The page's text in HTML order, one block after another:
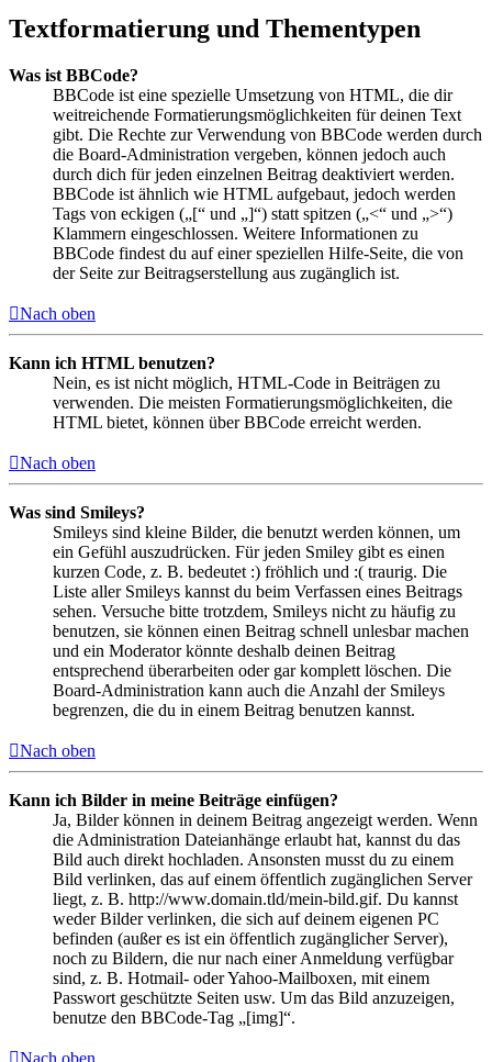
Textformatierung und Thementypen
Was ist BBCode?
BBCode ist eine spezielle Umsetzung von HTML, die dir
weitreichende Formatierungsmöglichkeiten für deinen Text
gibt. Die Rechte zur Verwendung von BBCode werden durch
die Board-Administration vergeben, können jedoch auch
durch dich für jeden einzelnen Beitrag deaktiviert werden.
BBCode ist ähnlich wie HTML aufgebaut, jedoch werden
Tags von eckigen („[“ und „]“) statt spitzen („<“ und „>“)
Klammern eingeschlossen. Weitere Informationen zu
BBCode findest du auf einer speziellen Hilfe-Seite, die von
der Seite zur Beitragserstellung aus zugänglich ist.
Nach oben
Kann ich HTML benutzen?
Nein, es ist nicht möglich, HTML-Code in Beiträgen zu
verwenden. Die meisten Formatierungsmöglichkeiten, die
HTML bietet, können über BBCode erreicht werden.
Nach oben
Was sind Smileys?
Smileys sind kleine Bilder, die benutzt werden können, um
ein Gefühl auszudrücken. Für jeden Smiley gibt es einen
kurzen Code, z. B. bedeutet :) fröhlich und :( traurig. Die
Liste aller Smileys kannst du beim Verfassen eines Beitrags
sehen. Versuche bitte trotzdem, Smileys nicht zu häufig zu
benutzen, sie können einen Beitrag schnell unlesbar machen
und ein Moderator könnte deshalb deinen Beitrag
entsprechend überarbeiten oder gar komplett löschen. Die
Board-Administration kann auch die Anzahl der Smileys
begrenzen, die du in einem Beitrag benutzen kannst.
Nach oben
Kann ich Bilder in meine Beiträge einfügen?
Ja, Bilder können in deinem Beitrag angezeigt werden. Wenn
die Administration Dateianhänge erlaubt hat, kannst du das
Bild auch direkt hochladen. Ansonsten musst du zu einem
Bild verlinken, das auf einem öffentlich zugänglichen Server
liegt, z. B. http://www.domain.tld/mein-bild.gif. Du kannst
weder Bilder verlinken, die sich auf deinem eigenen PC
befinden (außer es ist ein öffentlich zugänglicher Server),
noch zu Bildern, die nur nach einer Anmeldung verfügbar
sind, z. B. Hotmail- oder Yahoo-Mailboxen, mit einem
Passwort geschützte Seiten usw. Um das Bild anzuzeigen,
benutze den BBCode-Tag „[img]“.